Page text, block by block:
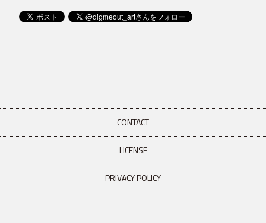
CONTACT
LICENSE
PRIVACY POLICY